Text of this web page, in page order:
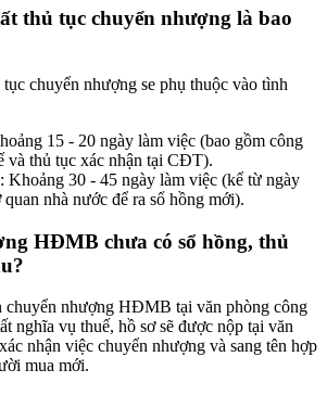
thủ tục chuyển nhượng là bao
chuyển nhượng se phụ thuộc vào tình
15 - 20 ngày làm việc (bao gồm công
và thủ tục xác nhận tại CĐT).
Khoảng 30 - 45 ngày làm việc (kể từ ngày
nhà nước để ra sổ hồng mới).
HĐMB chưa có sổ hồng, thủ
chuyển nhượng HĐMB tại văn phòng công
nghĩa vụ thuế, hồ sơ sẽ được nộp tại văn
nhận việc chuyển nhượng và sang tên hợp
mua mới.